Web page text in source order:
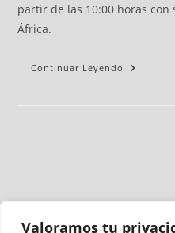
Valoramos tu
partir de las 10:00 horas con
África.
Continuar Leyendo